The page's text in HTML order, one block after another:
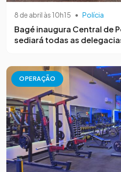
8 de abril às 10h15 • Polícia
Bagé inaugura Central de
sediará todas as
OPERAÇÃO